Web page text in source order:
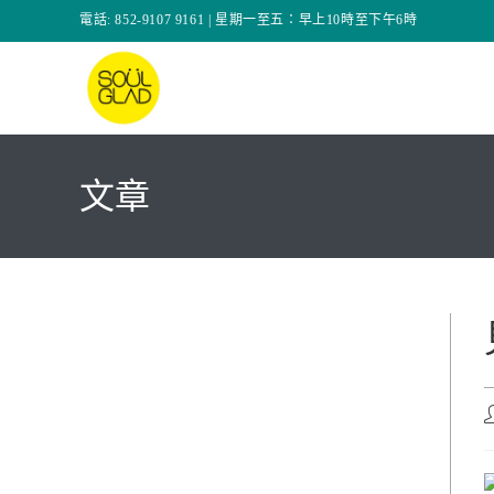
to
電話: 852-9107 9161 | 星期一至五：早上10時至下午6時
文章